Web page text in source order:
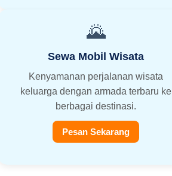
🌄
Sewa Mobil Wisata
Kenyamanan perjalanan wisata
keluarga dengan armada terbaru ke
berbagai destinasi.
Pesan Sekarang